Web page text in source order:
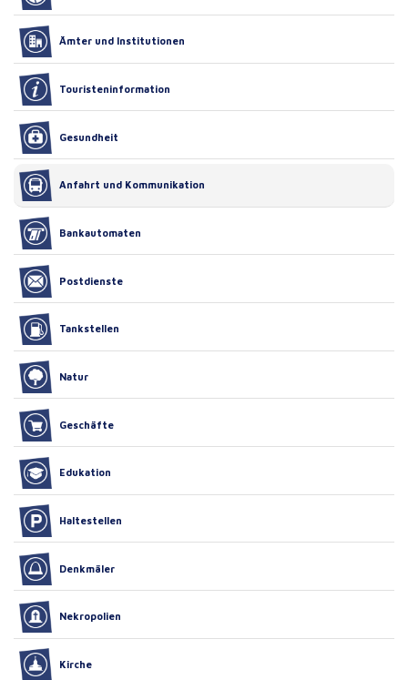
Ämter und Institutionen
Touristeninformation
Gesundheit
Anfahrt und Kommunikation
Bankautomaten
Postdienste
Tankstellen
Natur
Geschäfte
Edukation
Haltestellen
Denkmäler
Nekropolien
Kirche